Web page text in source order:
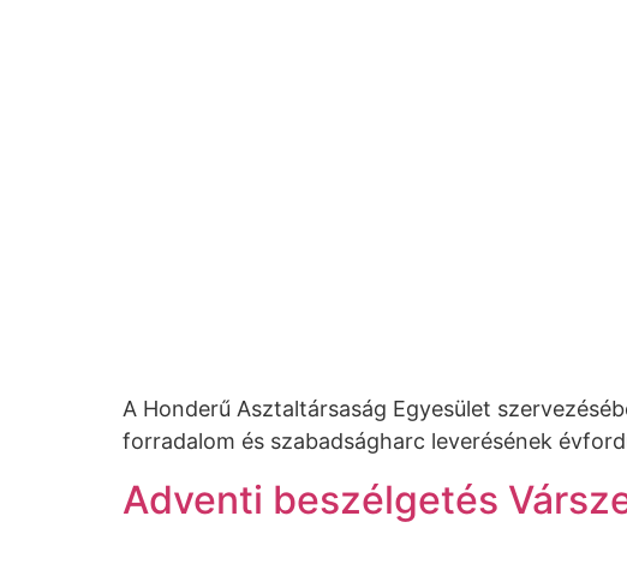
A Honderű Asztaltársaság Egyesület
forradalom és szabadságharc leverésének
Adventi beszélgetés